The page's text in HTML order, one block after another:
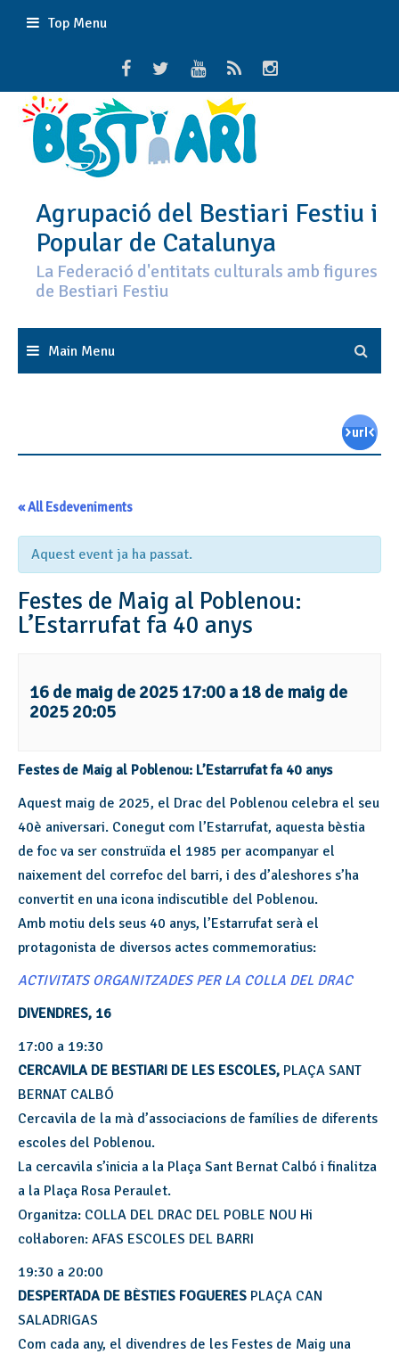
Top Menu
Agrupació del Bestiari Festiu i
Popular de Catalunya
La Federació d'entitats culturals amb figures
de Bestiari Festiu
Main Menu
« All Esdeveniments
Aquest event ja ha passat.
Festes de Maig al Poblenou:
L’Estarrufat fa 40 anys
16 de maig de 2025 17:00 a18 de maig de
2025 20:05
Festes de Maig al Poblenou: L’Estarrufat fa 40 anys
Aquest maig de 2025, el Drac del Poblenou celebra el seu
40è aniversari. Conegut com l’Estarrufat, aquesta bèstia
de foc va ser construïda el 1985 per acompanyar el
naixement del correfoc del barri, i des d’aleshores s’ha
convertit en una icona indiscutible del Poblenou.
Amb motiu dels seus 40 anys, l’Estarrufat serà el
protagonista de diversos actes commemoratius:
ACTIVITATS ORGANITZADES PER LA COLLA DEL DRAC
DIVENDRES, 16
17:00 a 19:30
CERCAVILA DE BESTIARI DE LES ESCOLES, PLAÇA SANT
BERNAT CALBÓ
Cercavila de la mà d’associacions de famílies de diferents
escoles del Poblenou.
La cercavila s’inicia a la Plaça Sant Bernat Calbó i finalitza
a la Plaça Rosa Peraulet.
Organitza: COLLA DEL DRAC DEL POBLE NOU Hi
col·laboren: AFAS ESCOLES DEL BARRI
19:30 a 20:00
DESPERTADA DE BÈSTIES FOGUERES PLAÇA CAN
SALADRIGAS
Com cada any, el divendres de les Festes de Maig una